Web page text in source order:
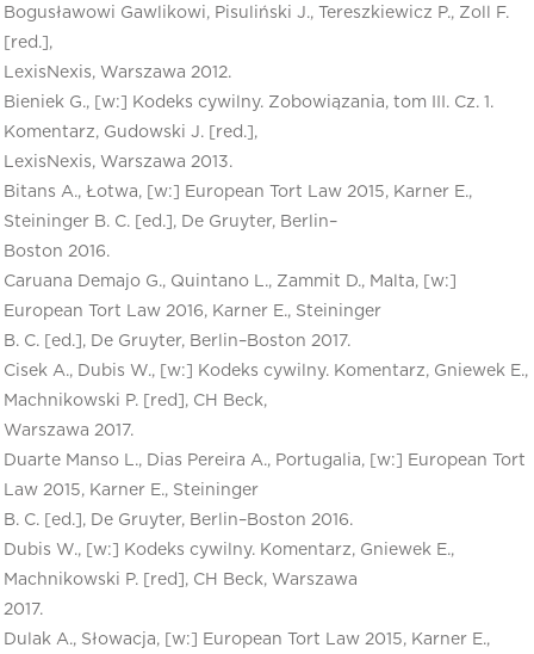
Bogusławowi Gawlikowi, Pisuliński J., Tereszkiewicz P., Zoll F.
[red.],
LexisNexis, Warszawa 2012.
Bieniek G., [w:] Kodeks cywilny. Zobowiązania, tom III. Cz. 1.
Komentarz, Gudowski J. [red.],
LexisNexis, Warszawa 2013.
Bitans A., Łotwa, [w:] European Tort Law 2015, Karner E.,
Steininger B. C. [ed.], De Gruyter, Berlin–
Boston 2016.
Caruana Demajo G., Quintano L., Zammit D., Malta, [w:]
European Tort Law 2016, Karner E., Steininger
B. C. [ed.], De Gruyter, Berlin–Boston 2017.
Cisek A., Dubis W., [w:] Kodeks cywilny. Komentarz, Gniewek E.,
Machnikowski P. [red], CH Beck,
Warszawa 2017.
Duarte Manso L., Dias Pereira A., Portugalia, [w:] European Tort
Law 2015, Karner E., Steininger
B. C. [ed.], De Gruyter, Berlin–Boston 2016.
Dubis W., [w:] Kodeks cywilny. Komentarz, Gniewek E.,
Machnikowski P. [red], CH Beck, Warszawa
2017.
Dulak A., Słowacja, [w:] European Tort Law 2015, Karner E.,